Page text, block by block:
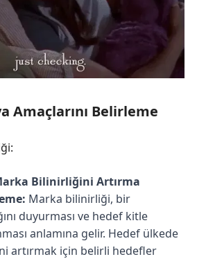
Amaçlarını Belirleme
Bilinirliğini Artırma
Marka bilinirliği, bir
duyurması ve hedef kitle
anlamına gelir. Hedef ülkede
artırmak için belirli hedefler